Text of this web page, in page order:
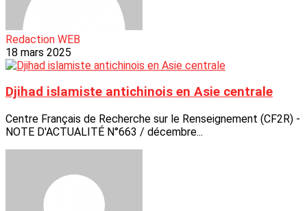
Redaction WEB
18 mars 2025
Djihad islamiste antichinois en Asie centrale
Centre Français de Recherche sur le Renseignement (CF2R) -
NOTE D'ACTUALITÉ N°663 / décembre...